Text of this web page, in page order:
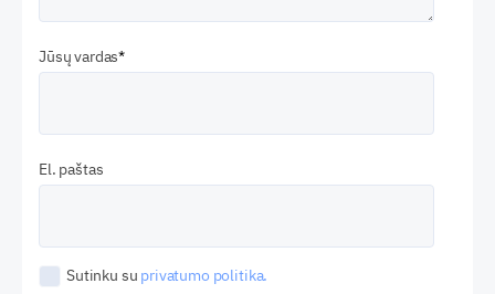
Jūsų vardas
El. paštas
Sutinku su privatumo politika.